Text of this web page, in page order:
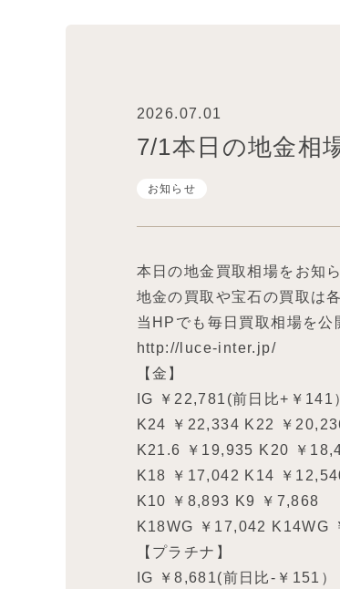
2026.07.01
7/1本日の地金相
お知らせ
本日の地金買取相場をお知
地金の買取や宝石の買取は
当HPでも毎日買取相場を公
http://luce-inter.jp/
【金】
IG ￥22,781(前日比+￥141
K24 ￥22,334 K22 ￥
K21.6 ￥19,935 K20 ￥
K18 ￥17,042 K14 ￥
K10 ￥8,893 K9 ￥7,868
K18WG ￥17,042 K14WG
【プラチナ】
IG ￥8,681(前日比-￥151）